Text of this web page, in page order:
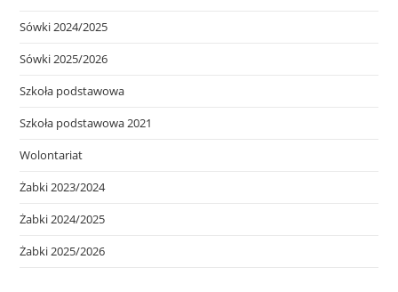
Sówki 2024/2025
Sówki 2025/2026
Szkoła podstawowa
Szkoła podstawowa 2021
Wolontariat
Żabki 2023/2024
Żabki 2024/2025
Żabki 2025/2026